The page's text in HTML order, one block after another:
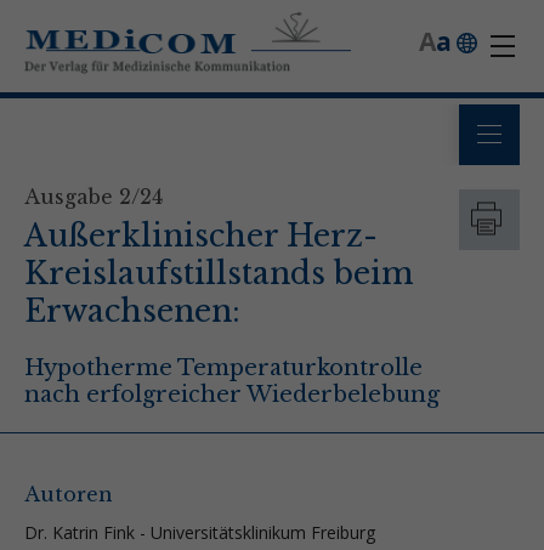
a
A
Ausgabe 2/24
Außerklinischer Herz-
Kreislaufstillstands beim
Erwachsenen:
Hypotherme Temperaturkontrolle
nach erfolgreicher Wiederbelebung
Autoren
Dr. Katrin Fink - Universitätsklinikum Freiburg